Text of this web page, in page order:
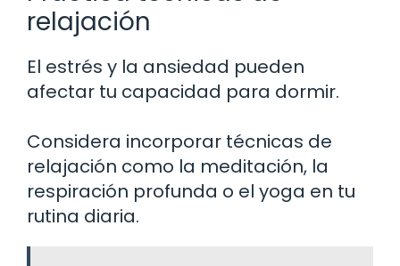
relajación
El estrés y la ansiedad pueden
afectar tu capacidad para dormir.
Considera incorporar técnicas de
relajación como la meditación, la
respiración profunda o el yoga en tu
rutina diaria.